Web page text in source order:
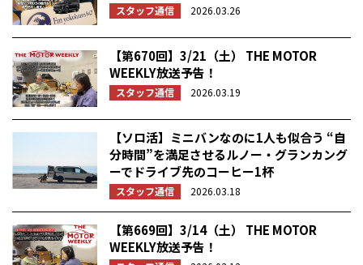
スタッフ通信 2026.03.26
【第670回】3/21（土） THE MOTOR
WEEKLY放送予告！
スタッフ通信 2026.03.19
【ソロ活】ミニバンなのに1人も似合う “自
分時間”を満足させるルノー・グランカング
ーでドライブ先のコーヒー1杯
スタッフ通信 2026.03.18
【第669回】3/14（土） THE MOTOR
WEEKLY放送予告！